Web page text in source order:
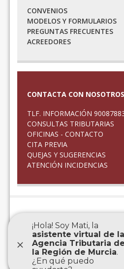
CONVENIOS
MODELOS Y FORMULARIOS
PREGUNTAS FRECUENTES
ACREEDORES
CONTACTA CON NOSOTROS
TLF. INFORMACIÓN
CONSULTAS TRIBUTARIAS
OFICINAS - CONTACTO
CITA PREVIA
QUEJAS Y SUGERENCIAS
ATENCIÓN INCIDENCIAS